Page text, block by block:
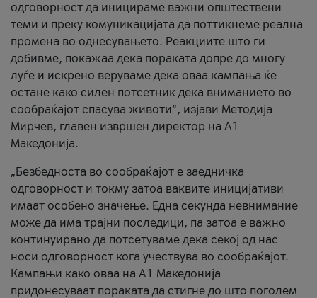
одговорност да иницираме важни општествени
теми и преку комуникацијата да поттикнеме реална
промена во однесувањето. Реакциите што ги
добивме, покажаа дека пораката допре до многу
луѓе и искрено веруваме дека оваа кампања ќе
остане како силен потсетник дека вниманието во
сообраќајот спасува животи“, изјави Методија
Мирчев, главен извршен директор на А1
Македонија.
„Безбедноста во сообраќајот е заедничка
одговорност и токму затоа ваквите иницијативи
имаат особено значење. Една секунда невнимание
може да има трајни последици, па затоа е важно
континуирано да потсетуваме дека секој од нас
носи одговорност кога учествува во сообраќајот.
Кампањи како оваа на A1 Македонија
придонесуваат пораката да стигне до што поголем